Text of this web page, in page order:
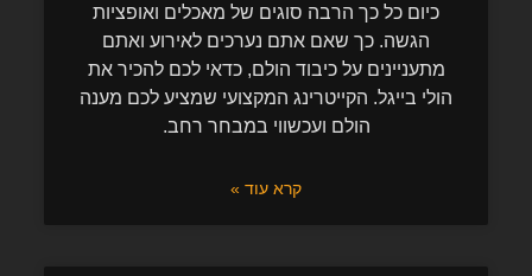
כיום כל כך הרבה סוגים של מאכלים ואופציות
הגשה. כך שאם אתם נערכים לאירוע ואתם
מתעניינים על כיבוד הולם, כדאי לכם להכיר את
הולי בייגל. הקייטרינג המקצועי שמציע לכם מענה
הולם ועכשווי במבחר רחב.
קרא עוד »